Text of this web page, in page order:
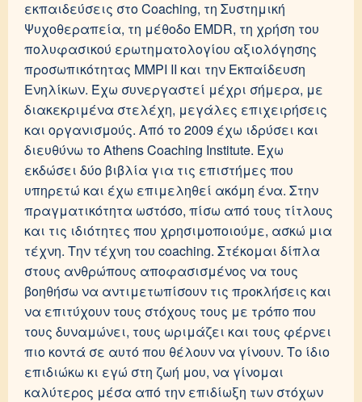
εκπαιδεύσεις στο Coaching, τη Συστημική
Ψυχοθεραπεία, τη μέθοδο EMDR, τη χρήση του
πολυφασικού ερωτηματολογίου αξιολόγησης
προσωπικότητας MMPI II και την Εκπαίδευση
Ενηλίκων. Έχω συνεργαστεί μέχρι σήμερα, με
διακεκριμένα στελέχη, μεγάλες επιχειρήσεις
και οργανισμούς. Από το 2009 έχω ιδρύσει και
διευθύνω το Athens Coaching Institute. Έχω
εκδώσει δύο βιβλία για τις επιστήμες που
υπηρετώ και έχω επιμεληθεί ακόμη ένα. Στην
πραγματικότητα ωστόσο, πίσω από τους τίτλους
και τις ιδιότητες που χρησιμοποιούμε, ασκώ μια
τέχνη. Την τέχνη του coaching. Στέκομαι δίπλα
στους ανθρώπους αποφασισμένος να τους
βοηθήσω να αντιμετωπίσουν τις προκλήσεις και
να επιτύχουν τους στόχους τους με τρόπο που
τους δυναμώνει, τους ωριμάζει και τους φέρνει
πιο κοντά σε αυτό που θέλουν να γίνουν. Το ίδιο
επιδιώκω κι εγώ στη ζωή μου, να γίνομαι
καλύτερος μέσα από την επιδίωξη των στόχων